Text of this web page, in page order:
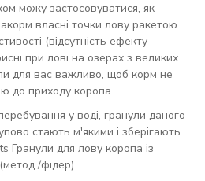
можу застосовуватися, як
власні точки лову ракетою
(відсутність ефекту
при лові на озерах з великих
для вас важливо, щоб корм не
до приходу коропа.
у воді, гранули даного
стають м'якими і зберігають
для лову коропа із
/фідер)